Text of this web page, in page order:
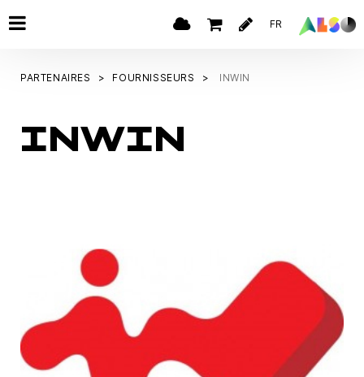
FR
PARTENAIRES FOURNISSEURS INWIN
INWIN